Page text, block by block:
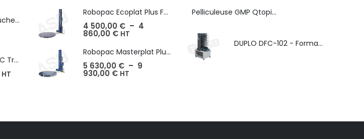
IDEAL 8520 - Cartouche de 2000 agrafes
100 Couvertures PVC Transparent, Format A3-A4-A5
HT
Robopac Ecoplat Plus FR/FRD, frein à tension mécanique
4 500,00 € – 4
860,00 € HT
Robopac Masterplat Plus - FRD/PGS, ?conomie et performance
5 630,00 € – 9
930,00 € HT
Pelliculeuse GMP Qtopic 380 d'occasion
DUPLO DFC-102 - Format max. SRA3 - épaisseur de 50 à 130g/m